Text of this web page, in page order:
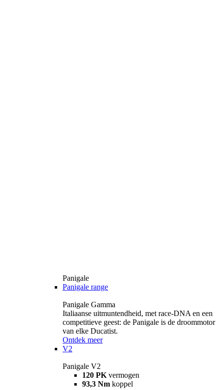
Panigale
Panigale range
Panigale Gamma
Italiaanse uitmuntendheid, met race-DNA en een
competitieve geest: de Panigale is de droommotor
van elke Ducatist.
Ontdek meer
V2
Panigale V2
120 PK vermogen
93,3 Nm koppel